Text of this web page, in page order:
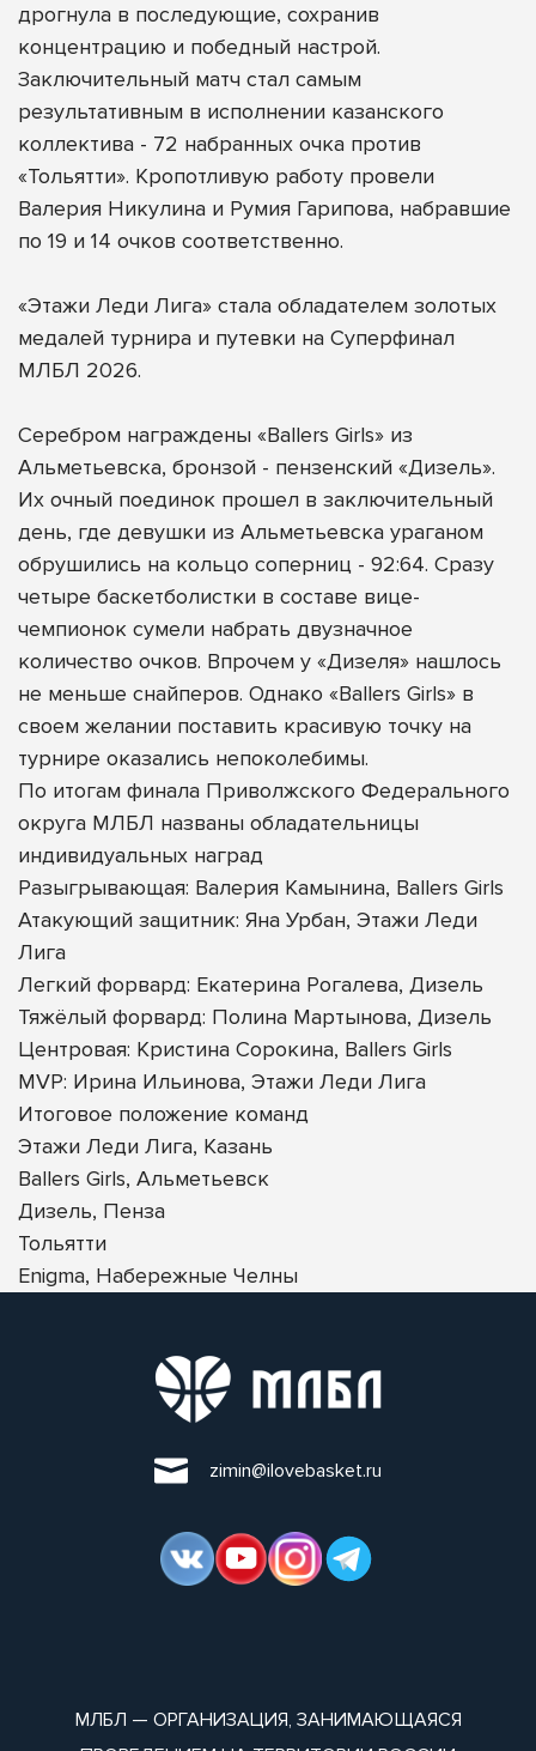
дрогнула в последующие, сохранив
концентрацию и победный настрой.
Заключительный матч стал самым
результативным в исполнении казанского
коллектива - 72 набранных очка против
«Тольятти». Кропотливую работу провели
Валерия Никулина и Румия Гарипова, набравшие
по 19 и 14 очков соответственно.
«Этажи Леди Лига» стала обладателем золотых
медалей турнира и путевки на Суперфинал
МЛБЛ 2026.
Серебром награждены «Ballers Girls» из
Альметьевска, бронзой - пензенский «Дизель».
Их очный поединок прошел в заключительный
день, где девушки из Альметьевска ураганом
обрушились на кольцо соперниц - 92:64. Сразу
четыре баскетболистки в составе вице-
чемпионок сумели набрать двузначное
количество очков. Впрочем у «Дизеля» нашлось
не меньше снайперов. Однако «Ballers Girls» в
своем желании поставить красивую точку на
турнире оказались непоколебимы.
По итогам финала Приволжского Федерального
округа МЛБЛ названы обладательницы
индивидуальных наград
Разыгрывающая: Валерия Камынина, Ballers Girls
Атакующий защитник: Яна Урбан, Этажи Леди
Лига
Легкий форвард: Екатерина Рогалева, Дизель
Тяжёлый форвард: Полина Мартынова, Дизель
Центровая: Кристина Сорокина, Ballers Girls
MVP: Ирина Ильинова, Этажи Леди Лига
Итоговое положение команд
Этажи Леди Лига, Казань
Ballers Girls, Альметьевск
Дизель, Пенза
Тольятти
Enigma, Набережные Челны
zimin@ilovebasket.ru
МЛБЛ — ОРГАНИЗАЦИЯ, ЗАНИМАЮЩАЯСЯ